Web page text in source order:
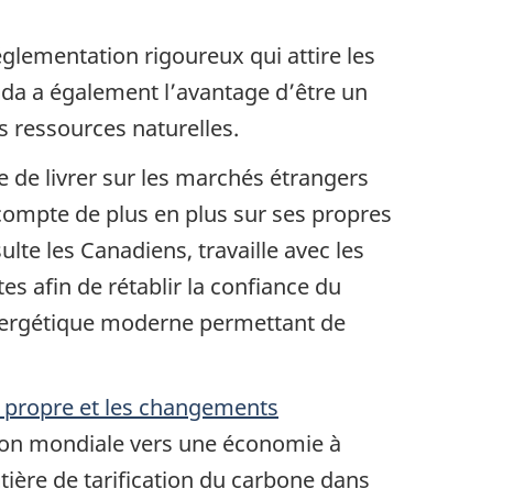
rigoureux qui attire les
a également l’avantage d’être un
ressources naturelles.
de livrer sur les marchés étrangers
de plus en plus sur ses propres
les Canadiens, travaille avec les
afin de rétablir la confiance du
moderne permettant de
et les changements
mondiale vers une économie à
de tarification du carbone dans